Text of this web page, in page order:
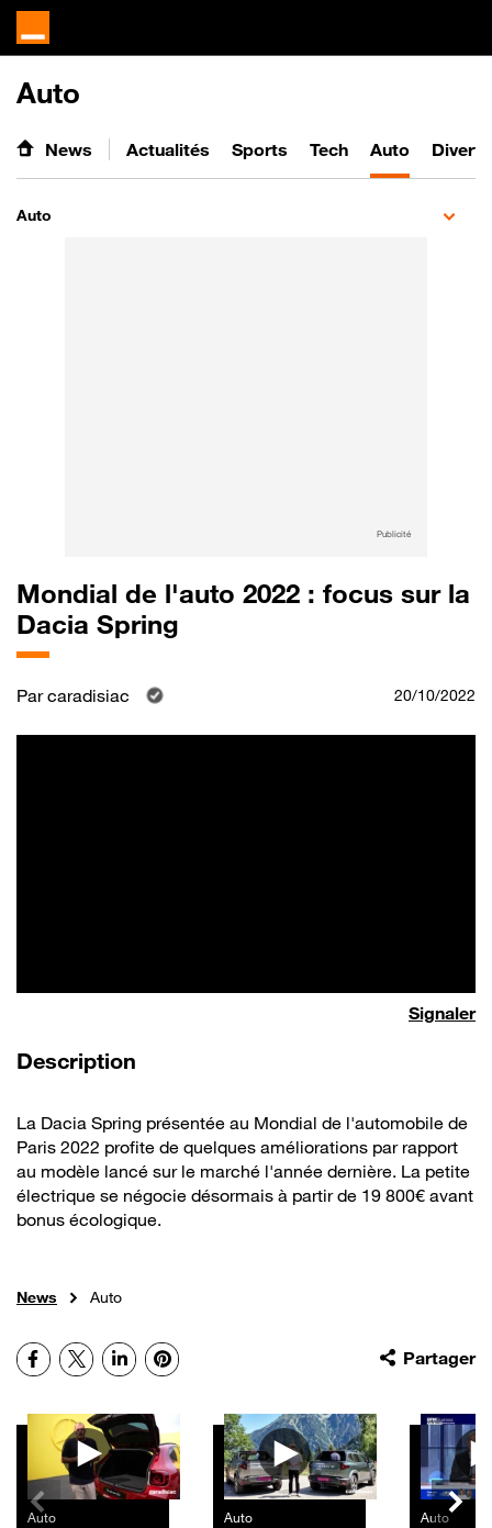
Auto
News Actualités Sports Tech Auto
Auto
Publicité
Mondial de l'auto 2022 : focus sur la
Dacia Spring
Parcaradisiac 20/10/2022
Signaler
Description
La Dacia Spring présentée au Mondial de l'automobile de
Paris 2022 profite de quelques améliorations par rapport
au modèle lancé sur le marché l'année dernière. La petite
électrique se négocie désormais à partir de 19 800€ avant
bonus écologique.
News Auto
Partager
Facebook
X LinkedInPinterest
Autres vidéos
Auto Auto Auto